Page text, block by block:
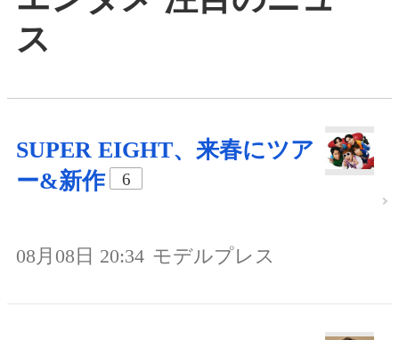
ス
SUPER EIGHT、来春にツア
ー&新作
6
08月08日 20:34 モデルプレス